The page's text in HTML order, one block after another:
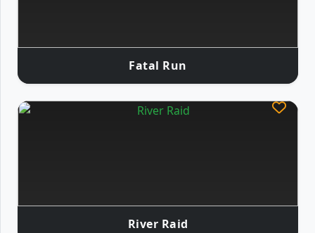
Fatal Run
River Raid